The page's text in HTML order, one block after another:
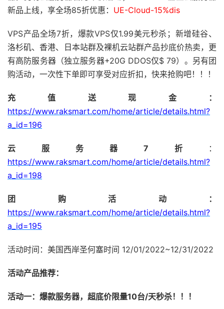
新品上线，享全场85折优惠： UE-Cloud-15%dis
VPS产品全场7折，爆款VPS仅1.99美元秒杀；新增硅谷、
洛杉矶、香港、日本站群及裸机云站群产品抄底价热卖，更
有高防服务器（独立服务器+20G DDOS仅$ 79）。另有团
购活动，一次性下单即可享受对应折扣，快来抢购吧！！！
充值送现金：
https://www.raksmart.com/home/article/details.html?
a_id=196
云服务器7折
：
https://www.raksmart.com/home/article/details.html?
a_id=198
团购活动：
https://www.raksmart.com/home/article/details.html?
a_id=195
活动时间：美国西岸圣何塞时间 12/01/2022~12/31/2022
活动产品推荐：
活动一：爆款服务器，超底价限量10台/天秒杀！！！